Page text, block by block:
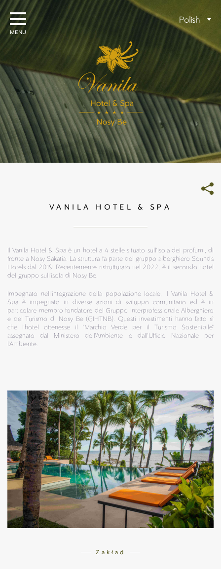
Skip
to
content
język
Polish
VANILA HOTEL & SPA
Il Vanila Hotel & Spa è un hotel a 4 stelle situato sull'isola dei profumi, di
fronte a Nosy Sakatia. La struttura fa parte del gruppo alberghiero Sound's
Hotels dal 2019. Recentemente ristrutturato nel 2022, è il secondo hotel
del gruppo sull'isola di Nosy Be.
Impegnato nell'integrazione della popolazione locale, il Vanila Hotel &
Spa è impegnato in diverse azioni di sviluppo comunitario ed è in
particolare membro fondatore del Gruppo Interprofessionale Alberghiero
e del Turismo di Nosy Be (GIHTNB). Questi investimenti hanno fatto sì
che l'hotel ottenesse il "Marchio Verde per il Turismo Sostenibile"
assegnato dal Ministero dell'Ambiente e dall'Ufficio Nazionale per
l'Ambiente.
Zakład